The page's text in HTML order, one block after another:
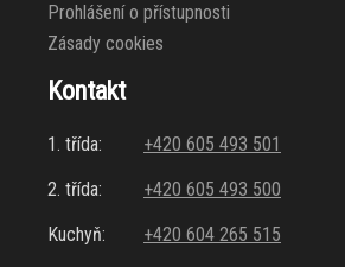
Prohlášení o přístupnosti
Zásady cookies
Kontakt
1. třída:
+420 605 493 501
2. třída:
+420 605 493 500
Kuchyň:
+420 604 265 515